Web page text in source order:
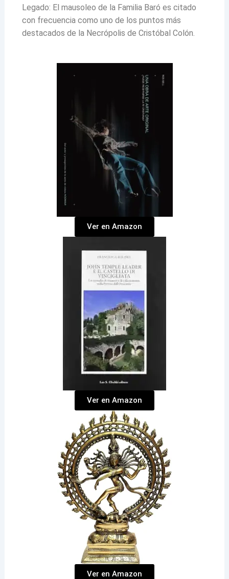
Legado: El mausoleo de la Familia Baró es citado
con frecuencia como uno de los puntos más
destacados de la Necrópolis de Cristóbal Colón.
Ver en Amazon
Ver en Amazon
Ver en Amazon